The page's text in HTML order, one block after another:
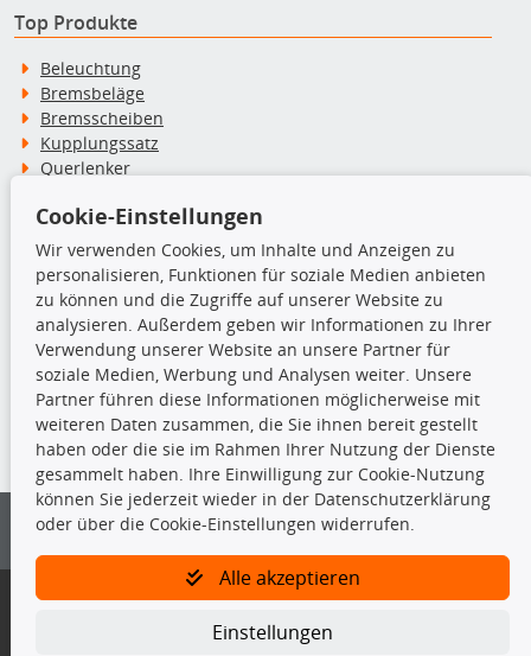
Top Produkte
Beleuchtung
Bremsbeläge
Bremsscheiben
Kupplungssatz
Querlenker
Stoßdämpfer
TecDoc Inside
Die hier angezeigten Daten insbesondere die gesamte Datenbank dürfen
nicht kopiert werden.
Es ist zu unterlassen, die Daten oder die gesamte Datenbank ohne
vorherige Zustimmung von TecDoc zu vervielfältigen, zu verbreiten
und/oder diese Handlungen durch Dritte ausführen zu lassen. Ein
Bitte prüfen Sie, ob das über unseren Onlineshop identifizierte Ersatzteil
Gegebenenfalls sind ergänzende Informationen notwendig, um
Cookie-Einstellungen
Wir verwenden Cookies, um Inhalte und Anzeigen zu
personalisieren, Funktionen für soziale Medien anbieten
zu können und die Zugriffe auf unserer Website zu
analysieren. Außerdem geben wir Informationen zu Ihrer
Verwendung unserer Website an unsere Partner für
soziale Medien, Werbung und Analysen weiter. Unsere
Partner führen diese Informationen möglicherweise mit
weiteren Daten zusammen, die Sie ihnen bereit gestellt
haben oder die sie im Rahmen Ihrer Nutzung der Dienste
gesammelt haben. Ihre Einwilligung zur Cookie-Nutzung
können Sie jederzeit wieder in der Datenschutzerklärung
oder über die Cookie-Einstellungen widerrufen.
Alle akzeptieren
Einstellungen